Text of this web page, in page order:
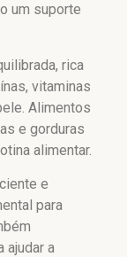
um suporte
rica
vitaminas
Alimentos
e gorduras
alimentar.
e
para
ajudar a